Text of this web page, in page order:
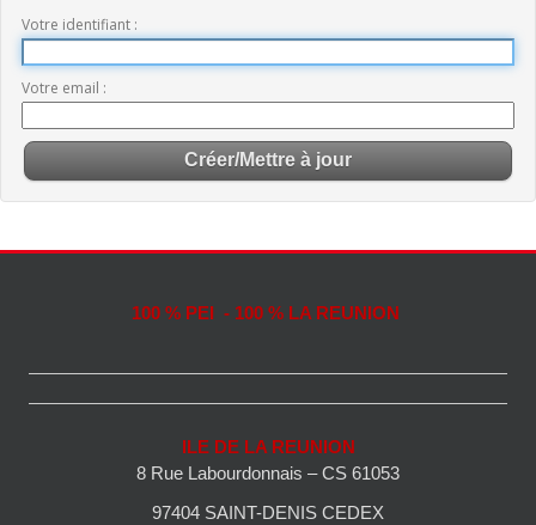
Votre identifiant
Votre email
100 % PEI - 100 % LA REUNION
ILE DE LA REUNION
8 Rue Labourdonnais – CS 61053
97404 SAINT-DENIS CEDEX